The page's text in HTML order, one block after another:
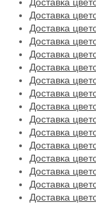
Доставка
Доставка
Доставка
Доставка
Доставка
Доставка
Доставка
Доставка
Доставка
Доставка
Доставка
Доставка
Доставка
Доставка
Доставка